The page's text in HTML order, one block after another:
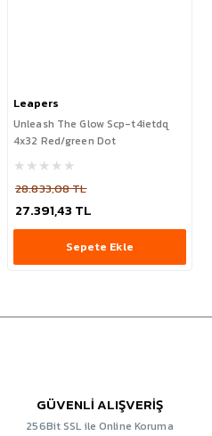
Leapers
Unleash The Glow Scp-t4ietdq
4x32 Red/green Dot
28.833,08 TL
27.391,43 TL
Sepete Ekle
GÜVENLİ ALIŞVERİŞ
256Bit SSL ile Online Koruma